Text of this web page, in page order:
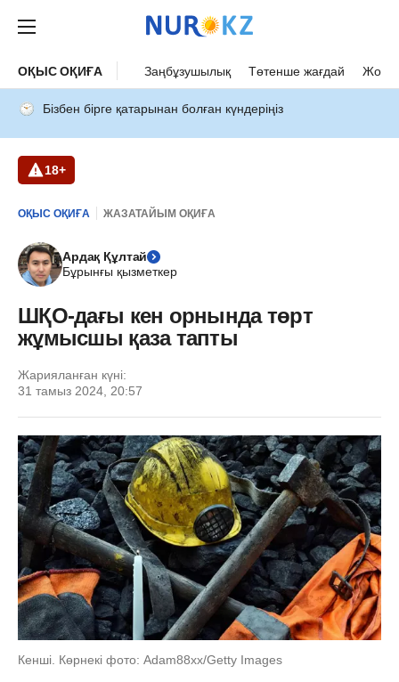
ОҚЫС ОҚИҒА Заңбұзушылық Төтенше жағдай Жол
Бізбен бірге қатарынан болған күндеріңіз
18+
ОҚЫС ОҚИҒА ЖАЗАТАЙЫМ ОҚИҒА
Ардақ Құлтай
Бұрынғы қызметкер
ШҚО-дағы кен орнында төрт
жұмысшы қаза тапты
Жарияланған күні:
31 тамыз 2024, 20:57
Кенші. Көрнекі фото: Adam88xx/Getty Images